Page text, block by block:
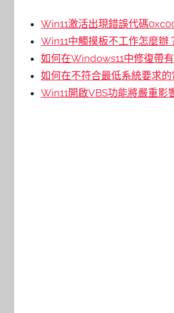
Win11激活出現錯誤代碼
Win11中觸摸板不工作怎麼辦
如何在Windows11中修復帶
如何在不符合最低系統要求
Win11開啟VBS功能將嚴重影